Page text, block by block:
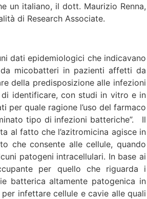
un italiano, il dott. Maurizio Renna,
di Research Associate.
dati epidemiologici che indicavano
micobatteri in pazienti affetti da
della predisposizione alle infezioni
identificare, con studi in vitro e in
per quale ragione l’uso del farmaco
tipo di infezioni batteriche”. Il
al fatto che l’azitromicina agisce in
che consente alle cellule, quando
patogeni intracellulari. In base ai
per quello che riguarda i
batterica altamente patogenica in
infettare cellule e cavie alle quali